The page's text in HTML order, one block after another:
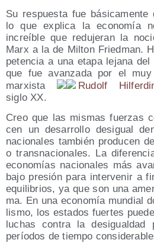
Su res­pues­ta fue
lo que expli­ca la eco­no­mía
increí­ble que redu­je­ran la
Marx a la de Mil­ton Fried­man.
pe­ten­cia a una eta­pa leja­na
que fue avan­za­da por el muy
mar­xis­ta
Rudolf
siglo XX.
Creo que las mis­mas fuer­zas
cen un desa­rro­llo des­igual
nacio­na­les tam­bién pro­du­cen
o trans­na­cio­na­les. La
eco­no­mías nacio­na­les más
bajo pre­sión para inter­ve­nir a
equi­li­brios, ya que son una
ma. En una eco­no­mía mun­dial
lis­mo, los esta­dos fuer­tes
luchas con­tra la des­igual­dad
perío­dos de tiem­po